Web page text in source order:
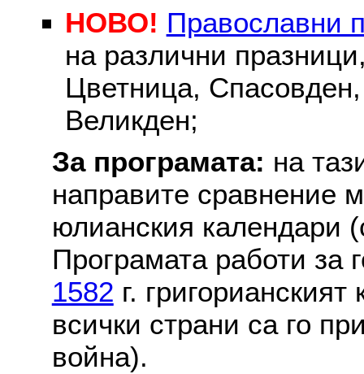
НОВО! Православни
на различни
Цветница, Спасовден,
Великден;
За програмата: на
направите сравнение
юлианския календари
Програмата работи за
1582 г.
всички страни са го
война).